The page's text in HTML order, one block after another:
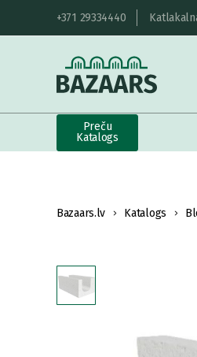
+371 29334440
Preču
Katalogs
Bazaars.lv Katalogs